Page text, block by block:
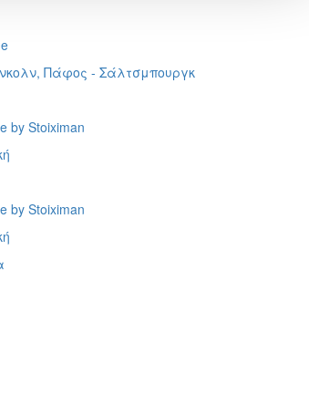
Πάφος - Σάλτσμπουργκ
by Stoiximan
by Stoiximan